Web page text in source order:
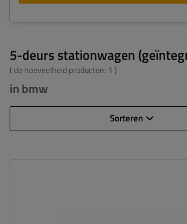
5-deurs stationwagen
( de hoeveelheid producten: 1 )
in bmw
Sorteren